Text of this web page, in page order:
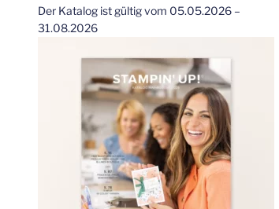
Der Katalog ist gültig vom 05.05.2026 –
31.08.2026